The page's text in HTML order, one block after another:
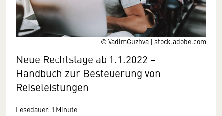
© VadimGuzhva | stock.adobe.com
Neue Rechtslage ab 1.1.2022 −
Handbuch zur Besteuerung von
Reiseleistungen
Lesedauer: 1 Minute